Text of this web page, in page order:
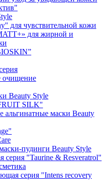
для чувствительной кожи
для жирной и
очищение
Beauty Style
SILK"
маски Beauty
пудинги Beauty Style
серия "Taurine & Resveratrol"
серия "Intens recovery